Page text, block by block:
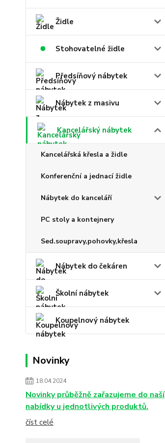
Židle
Stohovatelné židle
Předsíňový nábytek
Nábytek z masivu
Kancelářský nábytek
Kancelářská křesla a židle
Konferenční a jednací židle
Nábytek do kanceláří
PC stoly a kontejnery
Sed.soupravy,pohovky,křesla
Nábytek do čekáren
Školní nábytek
Koupelnový nábytek
Novinky
18.04.2024
Novinky průběžně zařazujeme do naší
nabídky u jednotlivých produktů.
číst celé